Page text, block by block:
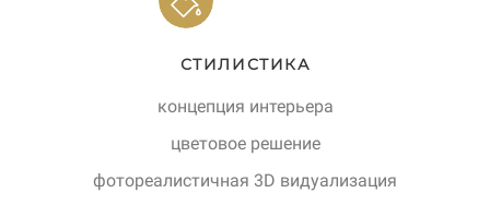
СТИЛИСТИКА
концепция интерьера
цветовое решение
фотореалистичная 3D видуализация